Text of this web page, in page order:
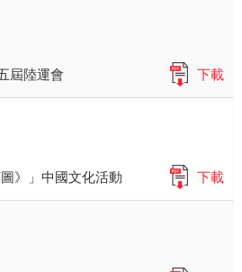
屆陸運會
下載
》」中國文化活動
下載